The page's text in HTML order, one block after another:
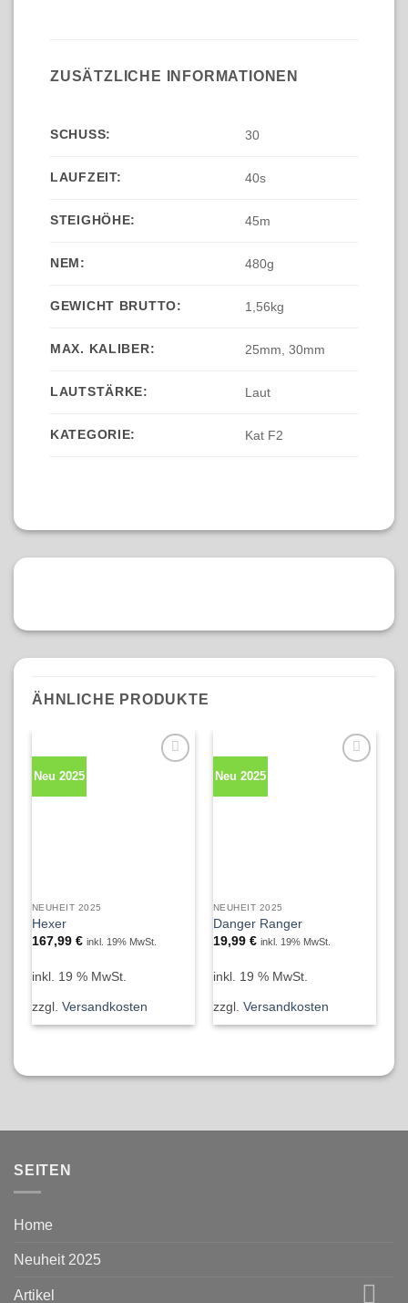
ZUSÄTZLICHE INFORMATIONEN
SCHUSS: 30
LAUFZEIT: 40s
STEIGHÖHE: 45m
NEM: 480g
GEWICHT BRUTTO: 1,56kg
MAX. KALIBER: 25mm, 30mm
LAUTSTÄRKE: Laut
KATEGORIE: Kat F2
ÄHNLICHE PRODUKTE
Neu 2025
NEUHEIT 2025
Hexer
167,99 € inkl. 19% MwSt.
inkl. 19 % MwSt.
zzgl. Versandkosten
Neu 2025
NEUHEIT 2025
Danger Ranger
19,99 € inkl. 19% MwSt.
inkl. 19 % MwSt.
zzgl. Versandkosten
SEITEN
Home
Neuheit 2025
Artikel